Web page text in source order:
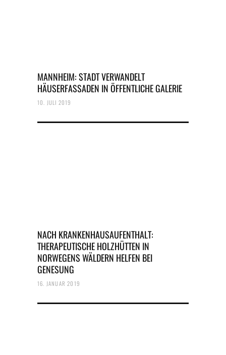
MANNHEIM: STADT VERWANDELT
HÄUSERFASSADEN IN ÖFFENTLICHE GALERIE
10. JULI 2019
NACH KRANKENHAUSAUFENTHALT:
THERAPEUTISCHE HOLZHÜTTEN IN
NORWEGENS WÄLDERN HELFEN BEI
GENESUNG
16. JANUAR 2019